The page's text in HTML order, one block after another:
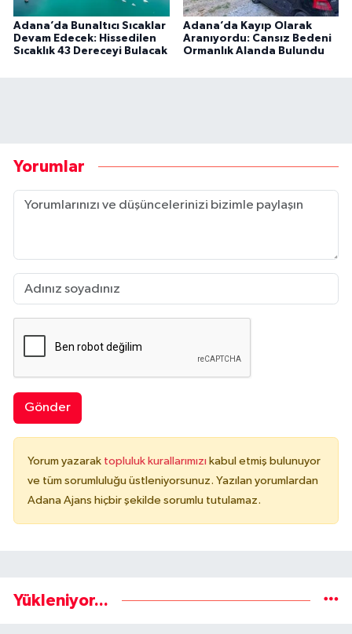
Adana’da Bunaltıcı Sıcaklar
Devam Edecek: Hissedilen
Sıcaklık 43 Dereceyi Bulacak
Adana’da Kayıp Olarak
Aranıyordu: Cansız Bedeni
Ormanlık Alanda Bulundu
Yorumlar
Gönder
Yorum yazarak topluluk kurallarımızı kabul etmiş bulunuyor
ve tüm sorumluluğu üstleniyorsunuz. Yazılan yorumlardan
Adana Ajans hiçbir şekilde sorumlu tutulamaz.
Yükleniyor...